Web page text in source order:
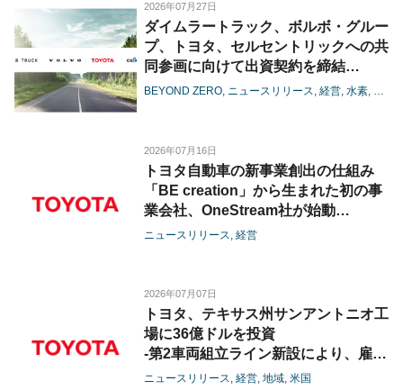
2026年07月27日
ダイムラートラック、ボルボ・グルー
プ、トヨタ、セルセントリックへの共
同参画に向けて出資契約を締結
-燃料電池の大型商用領域における協
BEYOND ZERO ニュースリリース 経営 水素 電池
2026年07月16日
トヨタ自動車の新事業創出の仕組み
「BE creation」から生まれた初の事
業会社、OneStream社が始動
-OneStream社への3社の資本参画に
ニュースリリース 経営
2026年07月07日
トヨタ、テキサス州サンアントニオ工
場に36億ドルを投資
-第2車両組立ライン新設により、雇用
創出と生産能力拡大を推進-
ニュースリリース 経営 地域 米国